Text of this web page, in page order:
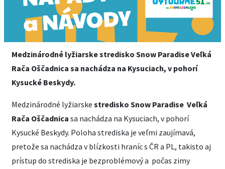
Medzinárodné lyžiarske stredisko Snow Paradise Veľká
Rača Oščadnica sa nachádza na Kysuciach, v pohorí
Kysucké Beskydy.
Medzinárodné lyžiarske stredisko Snow Paradise Veľká
Rača Oščadnica sa nachádza na Kysuciach, v pohorí
Kysucké Beskydy. Poloha strediska je veľmi zaujímavá,
pretože sa nachádza v blízkosti hraníc s ČR a PL, takisto aj
prístup do strediska je bezproblémový a počas zimy